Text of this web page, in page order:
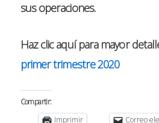
sus operaciones.
Haz clic aquí para mayor
primer trimestre 2020
Compartir:
Imprimir
Correo